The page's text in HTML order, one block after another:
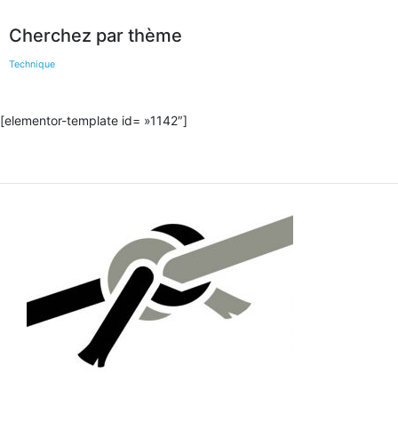
Cherchez par thème
Technique
[elementor-template id= »1142″]